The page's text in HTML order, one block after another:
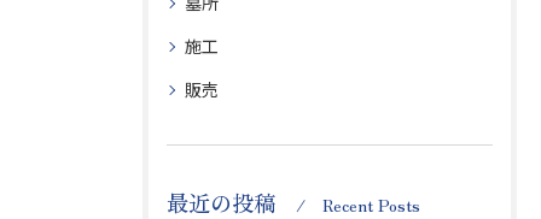
施工
販売
最近の投稿 Recent Posts